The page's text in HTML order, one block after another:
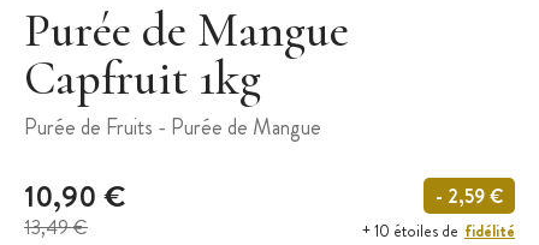
Purée de Mangue
Capfruit 1kg
Purée de Fruits - Purée de Mangue
10,90 €
13,49 €
- 2,59 €
+ 10 étoiles de fidélité